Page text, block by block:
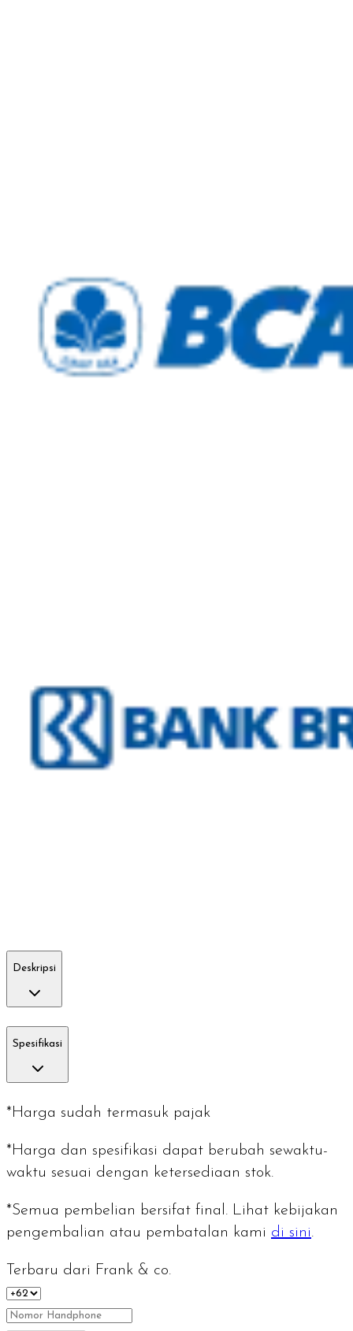
Deskripsi
Spesifikasi
*Harga sudah termasuk pajak
*Harga dan spesifikasi dapat berubah sewaktu-
waktu sesuai dengan ketersediaan stok.
*Semua pembelian bersifat final. Lihat kebijakan
pengembalian atau pembatalan kami di sini.
Terbaru dari Frank & co.